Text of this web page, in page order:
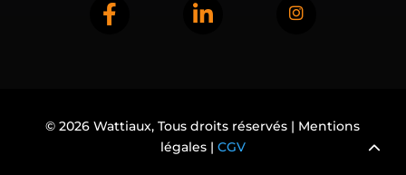
© 2026Wattiaux, Tous droits réservés | Mentions
légales | CGV